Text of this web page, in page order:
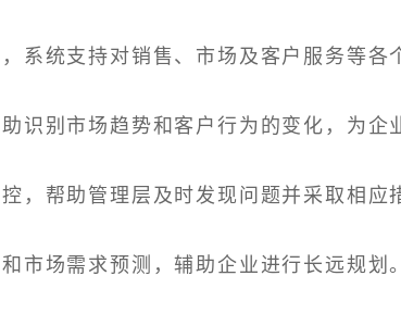
系统支持对销售、市场及客户服务等各
识别市场趋势和客户行为的变化，为企
，帮助管理层及时发现问题并采取相应
市场需求预测，辅助企业进行长远规划。